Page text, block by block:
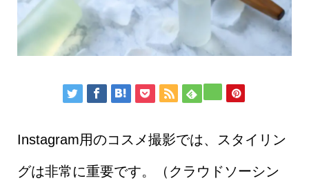
Instagram用のコスメ撮影では、スタイリン
グは非常に重要です。（クラウドソーシン